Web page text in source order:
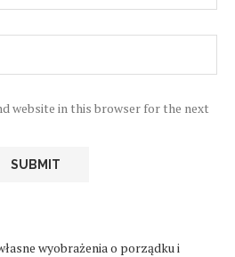
website in this browser for the next
wyobrażenia o porządku i